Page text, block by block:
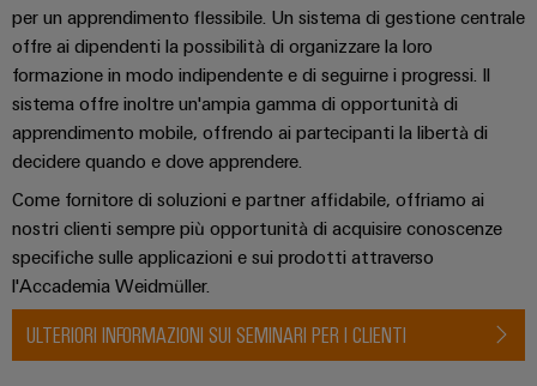
Il
futuro
la
produzione
energetica
comprovata
macchine
Soluzioni
per
i
vari
settori
della
macchina
industriale
Piattaforma
dei
servizi
industriali
easyConnect
Power
Plant
Controller
elettronici
Protezione
da
fulmini
e
sovratensioni
Combiner
box
per
il
fotovoltaico
Interfaccia
EDI
ALL
SERVICES
per un apprendimento flessibile. Un sistema di gestione centrale
offre ai dipendenti la possibilità di organizzare la loro
formazione in modo indipendente e di seguirne i progressi. Il
sistema offre inoltre un'ampia gamma di opportunità di
apprendimento mobile, offrendo ai partecipanti la libertà di
decidere quando e dove apprendere.
Come fornitore di soluzioni e partner affidabile, offriamo ai
nostri clienti sempre più opportunità di acquisire conoscenze
specifiche sulle applicazioni e sui prodotti attraverso
l'Accademia Weidmüller.
ULTERIORI INFORMAZIONI SUI SEMINARI PER I CLIENTI